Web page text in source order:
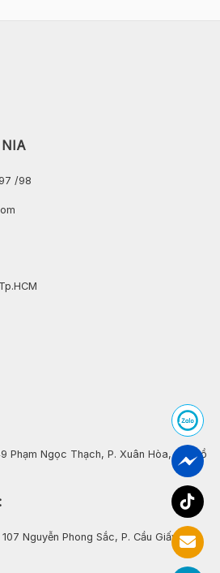
/98
Phạm Ngọc Thạch, P. Xuân Hòa, Tp. Hồ
Nguyễn Phong Sắc, P. Cầu Giấy, Hà